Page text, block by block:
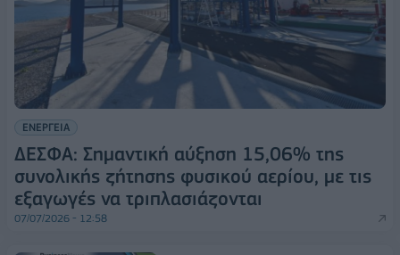
ΕΝΕΡΓΕΙΑ
ΔΕΣΦΑ: Σημαντική αύξηση 15,06% της
συνολικής ζήτησης φυσικού αερίου, με τις
εξαγωγές να τριπλασιάζονται
07/07/2026 - 12:58